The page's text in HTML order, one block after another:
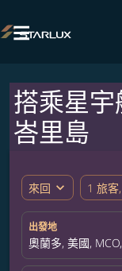

搭乘星
峇里島
來回 expand_more 1 旅客
出發地
奧蘭多, 美國,